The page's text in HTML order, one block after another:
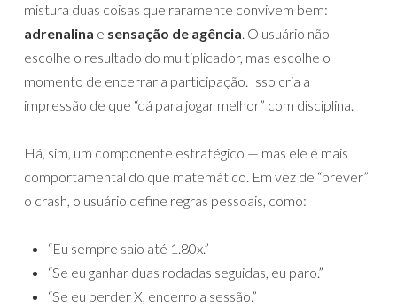
mistura duas coisas que raramente convivem bem:
adrenalina e sensação de agência. O usuário não
escolhe o resultado do multiplicador, mas escolhe o
momento de encerrar a participação. Isso cria a
impressão de que “dá para jogar melhor” com disciplina.
Há, sim, um componente estratégico — mas ele é mais
comportamental do que matemático. Em vez de “prever”
o crash, o usuário define regras pessoais, como:
“Eu sempre saio até 1.80x.”
“Se eu ganhar duas rodadas seguidas, eu paro.”
“Se eu perder X, encerro a sessão.”